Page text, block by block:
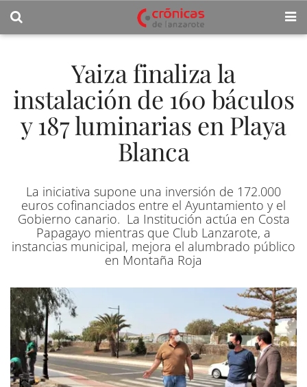
Yaiza finaliza la
instalación de 160 báculos
y 187 luminarias en Playa
Blanca
La iniciativa supone una inversión de 172.000
euros cofinanciados entre el Ayuntamiento y el
Gobierno canario. La Institución actúa en Costa
Papagayo mientras que Club Lanzarote, a
instancias municipal, mejora el alumbrado público
en Montaña Roja